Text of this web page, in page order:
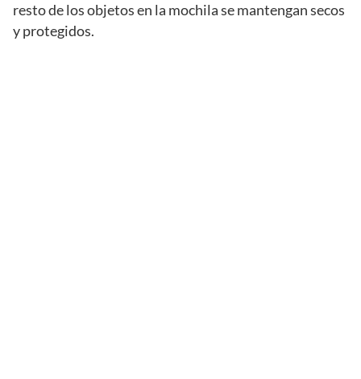
resto de los objetos en la mochila se mantengan secos
y protegidos.